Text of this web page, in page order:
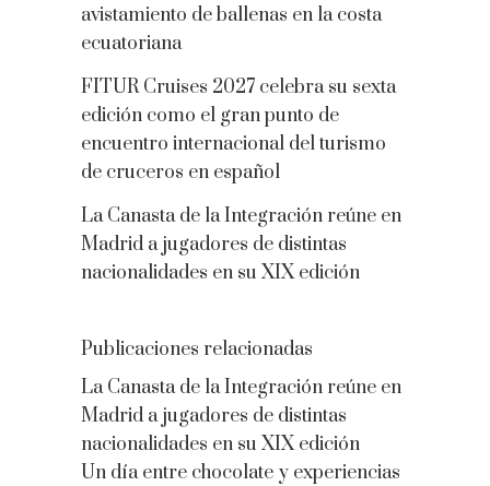
avistamiento de ballenas en la costa
ecuatoriana
FITUR Cruises 2027 celebra su sexta
edición como el gran punto de
encuentro internacional del turismo
de cruceros en español
La Canasta de la Integración reúne en
Madrid a jugadores de distintas
nacionalidades en su XIX edición
Publicaciones relacionadas
La Canasta de la Integración reúne en
Madrid a jugadores de distintas
nacionalidades en su XIX edición
Un día entre chocolate y experiencias